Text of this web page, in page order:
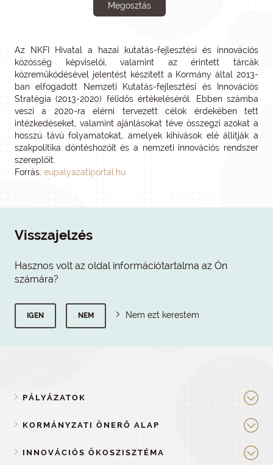
Megosztás
Az NKFI Hivatal a hazai kutatás-fejlesztési és innovációs
közösség képviselői, valamint az érintett tárcák
közreműködésével jelentést készített a Kormány által 2013-
ban elfogadott Nemzeti Kutatás-fejlesztési és Innovációs
Stratégia (2013-2020) félidős értékeléséről. Ebben számba
veszi a 2020-ra elérni tervezett célok érdekében tett
intézkedéseket, valamint ajánlásokat téve összegzi azokat a
hosszú távú folyamatokat, amelyek kihívások elé állítják a
szakpolitika döntéshozóit és a nemzeti innovációs rendszer
szereplőit.
Forrás: eupalyazatiportal.hu
Visszajelzés
Hasznos volt az oldal információtartalma az Ön
számára?
IGEN NEM Nem ezt kerestem
PÁLYÁZATOK
KORMÁNYZATI ÖNERŐ ALAP
INNOVÁCIÓS ÖKOSZISZTÉMA